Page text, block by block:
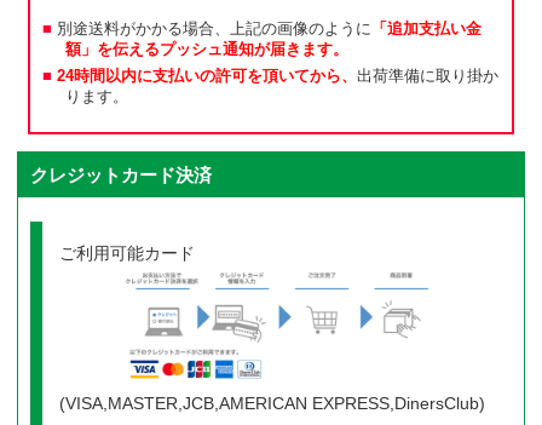
別途送料がかかる場合、上記の画像のように
「追加支払い金
額」を伝えるプッシュ通知が届きます。
24時間以内に支払いの許可を頂いてから、 出荷準備に取り掛か
ります。
クレジットカード決済
ご利用可能カード
(VISA,MASTER,JCB,AMERICAN EXPRESS,DinersClub)